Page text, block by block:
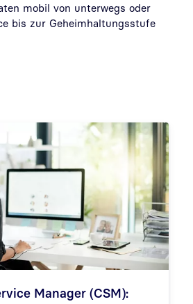
mobil von unterwegs oder
bis zur Geheimhaltungsstufe
Manager (CSM):